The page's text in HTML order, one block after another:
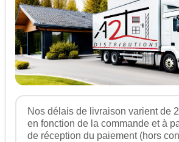
Nos délais de livraison varient de
en fonction de la commande et à
de réception du paiement (hors